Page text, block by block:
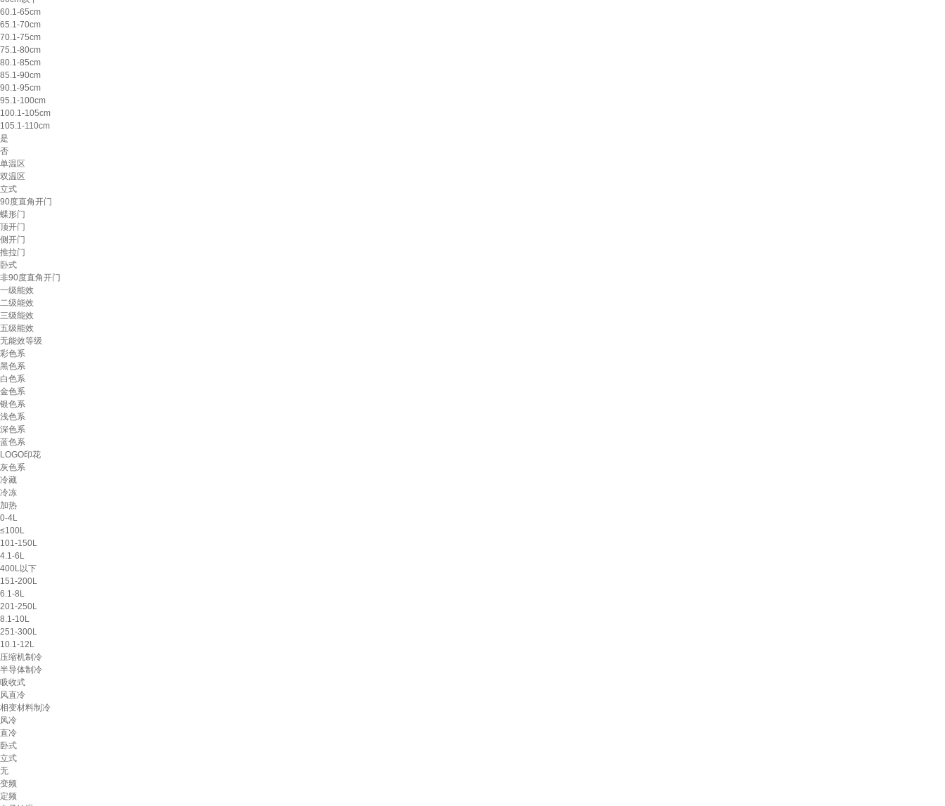
60.1-65cm
65.1-70cm
70.1-75cm
75.1-80cm
80.1-85cm
85.1-90cm
90.1-95cm
95.1-100cm
100.1-105cm
105.1-110cm
是
否
单温区
双温区
立式
90度直角开门
蝶形门
顶开门
侧开门
推拉门
卧式
非90度直角开门
一级能效
二级能效
三级能效
五级能效
无能效等级
彩色系
黑色系
白色系
金色系
银色系
浅色系
深色系
蓝色系
LOGO印花
灰色系
冷藏
冷冻
加热
0-4L
≤100L
101-150L
4.1-6L
400L以下
151-200L
6.1-8L
201-250L
8.1-10L
251-300L
10.1-12L
压缩机制冷
半导体制冷
吸收式
风直冷
相变材料制冷
风冷
直冷
卧式
立式
无
变频
定频